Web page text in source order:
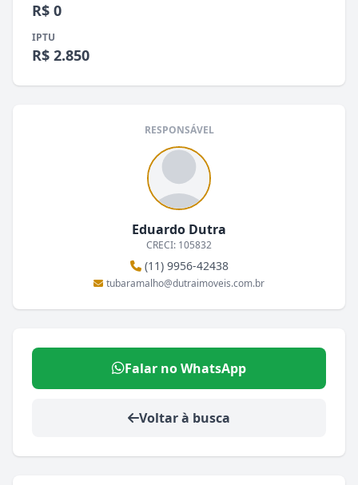
R$ 0
IPTU
R$ 2.850
RESPONSÁVEL
Eduardo Dutra
CRECI: 105832
(11) 9956-42438
tubaramalho@dutraimoveis.com.br
Falar no WhatsApp
Voltar à busca